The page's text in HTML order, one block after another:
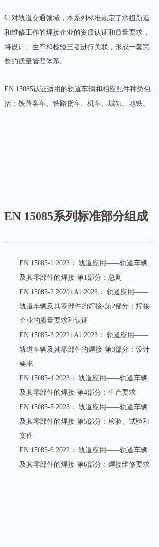
针对轨道交通领域，本系列标准规定了承担新造
和维修工作的焊接企业的资质认证和质量要求，
将设计、生产和检验三者进行关联，形成一套完
整的质量管理体系。
EN 15085认证适用的轨道车辆和相应配件种类包
括：铁路客车、铁路货车、机车、城轨、地铁。
EN 15085系列标准部分组成
EN 15085-1:2023： 轨道应用——轨道车辆
及其零部件的焊接-第1部分：总则
EN 15085-2:2020+A1:2023： 轨道应用——
轨道车辆及其零部件的焊接-第2部分：焊接
企业的质量要求和认证
EN 15085-3:2022+A1:2023： 轨道应用——
轨道车辆及其零部件的焊接-第3部分：设计
要求
EN 15085-4:2023： 轨道应用——轨道车辆
及其零部件的焊接-第4部分：生产要求
EN 15085-5:2023： 轨道应用——轨道车辆
及其零部件的焊接-第5部分：检验、试验和
文件
EN 15085-6:2022： 轨道应用——轨道车辆
及其零部件的焊接-第6部分：焊接维修要求